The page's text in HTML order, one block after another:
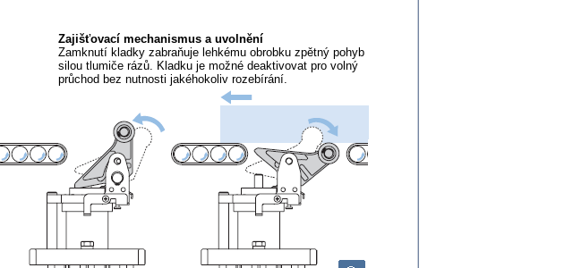
Zajišťovací mechanismus a uvolnění
Zamknutí kladky zabraňuje lehkému obrobku zpětný pohyb
silou tlumiče rázů. Kladku je možné deaktivovat pro volný
průchod bez nutnosti jakéhokoliv rozebírání.